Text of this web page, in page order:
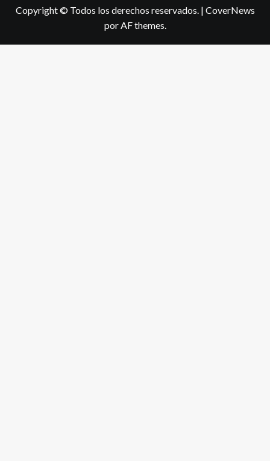
Copyright © Todos los derechos reservados. | CoverNews
por AF themes.